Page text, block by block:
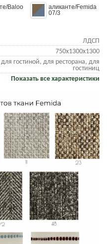
Baloo
аликанте/Femida
07/3
ЛДСП
750х1300х1300
для гостиной, для ресторана, для
гостиниц
Показать все характеристики